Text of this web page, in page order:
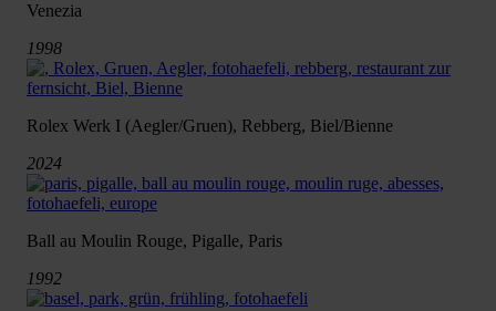
Venezia
1998
Rolex Werk I (Aegler/Gruen), Rebberg, Biel/Bienne
2024
Ball au Moulin Rouge, Pigalle, Paris
1992